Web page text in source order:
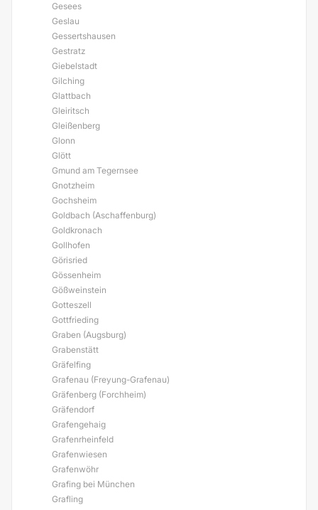
Gesees
Geslau
Gessertshausen
Gestratz
Giebelstadt
Gilching
Glattbach
Gleiritsch
Gleißenberg
Glonn
Glött
Gmund am Tegernsee
Gnotzheim
Gochsheim
Goldbach (Aschaffenburg)
Goldkronach
Gollhofen
Görisried
Gössenheim
Gößweinstein
Gotteszell
Gottfrieding
Graben (Augsburg)
Grabenstätt
Gräfelfing
Grafenau (Freyung-Grafenau)
Gräfenberg (Forchheim)
Gräfendorf
Grafengehaig
Grafenrheinfeld
Grafenwiesen
Grafenwöhr
Grafing bei München
Grafling